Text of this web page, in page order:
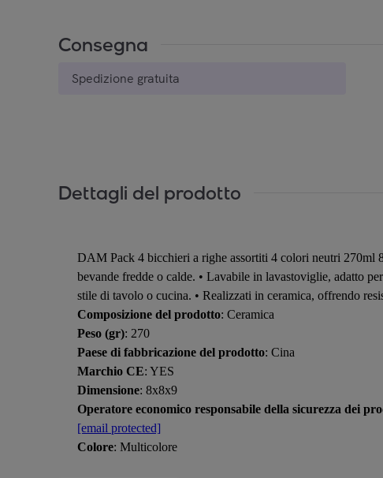
Consegna
Spedizione gratuita
Dettagli del prodotto
DAM Pack 4 bicchieri a righe assortiti 4 colori neutri 270ml
bevande fredde o calde. • Lavabile in lavastoviglie, adatto
stile di tavolo o cucina. • Realizzati in ceramica, offrendo
Composizione del prodotto: Ceramica
Peso (gr): 270
Paese di fabbricazione del prodotto: Cina
Marchio CE: YES
Dimensione: 8x8x9
Operatore economico responsabile della sicurezza dei
[email protected]
Colore: Multicolore